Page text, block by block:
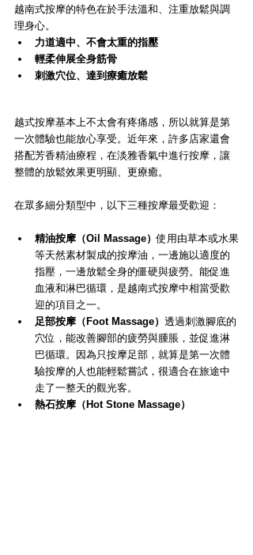
越南式按摩的特色在於手法溫和、注重放鬆與調
理身心。
力道適中、不會太重的指壓
輕柔伸展全身筋骨
刺激穴位、達到療癒放鬆
越式按摩基本上不太會有疼痛感，所以就算是第
一次體驗也能放心享受。近年來，許多店家還會
搭配芳香精油療程，在淡雅香氣中進行按摩，讓
整體的放鬆效果更明顯、更療癒。
在眾多細分類型中，以下三種按摩最受歡迎：
精油按摩（Oil Massage）使用由草本或水果
等天然素材製成的按摩油，一邊施以適度的
指壓，一邊放鬆全身的僵硬與疲勞。能促進
血液和淋巴循環，是越南式按摩中相當受歡
迎的項目之一。
足部按摩（Foot Massage） 透過刺激腳底的
穴位，能改善腳部的疲勞與腫脹，並促進淋
巴循環。因為只按摩足部，就算是第一次體
驗按摩的人也能輕鬆嘗試，很適合在旅途中
走了一整天的觀光客。
熱石按摩（Hot Stone Massage）